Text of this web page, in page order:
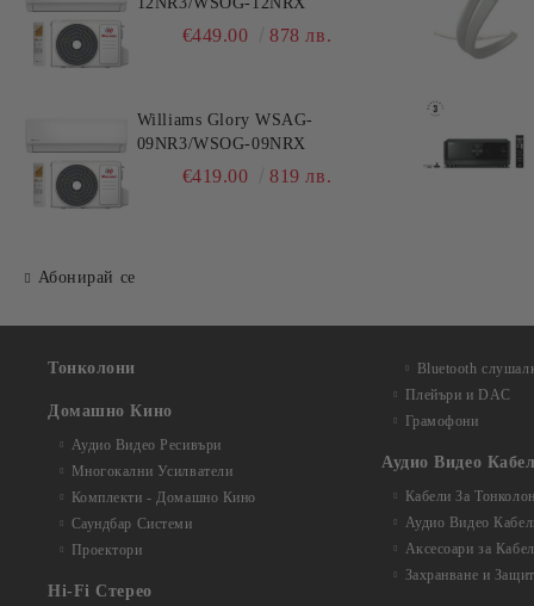
€449.00 878 лв.
Williams Glory WSAG-
09NR3/WSOG-09NRX
€419.00 819 лв.
Абонирай се
Тонколони
Домашно Кино
Аудио Видео Рeсивъри
Многокални Усилватели
Комплекти - Домашно Кино
Саундбар Системи
Проектори
Hi-Fi Стерео
Bluetooth
Плейъри и DAC
Грамофони
Аудио Видео
Кабели За
Аудио Видео
Аксесоари за
Захранване и